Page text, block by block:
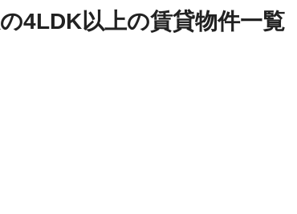
の4LDK以上の賃貸物件一覧